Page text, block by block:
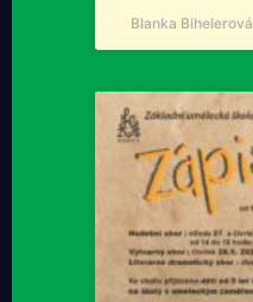
Blanka Bihelerová